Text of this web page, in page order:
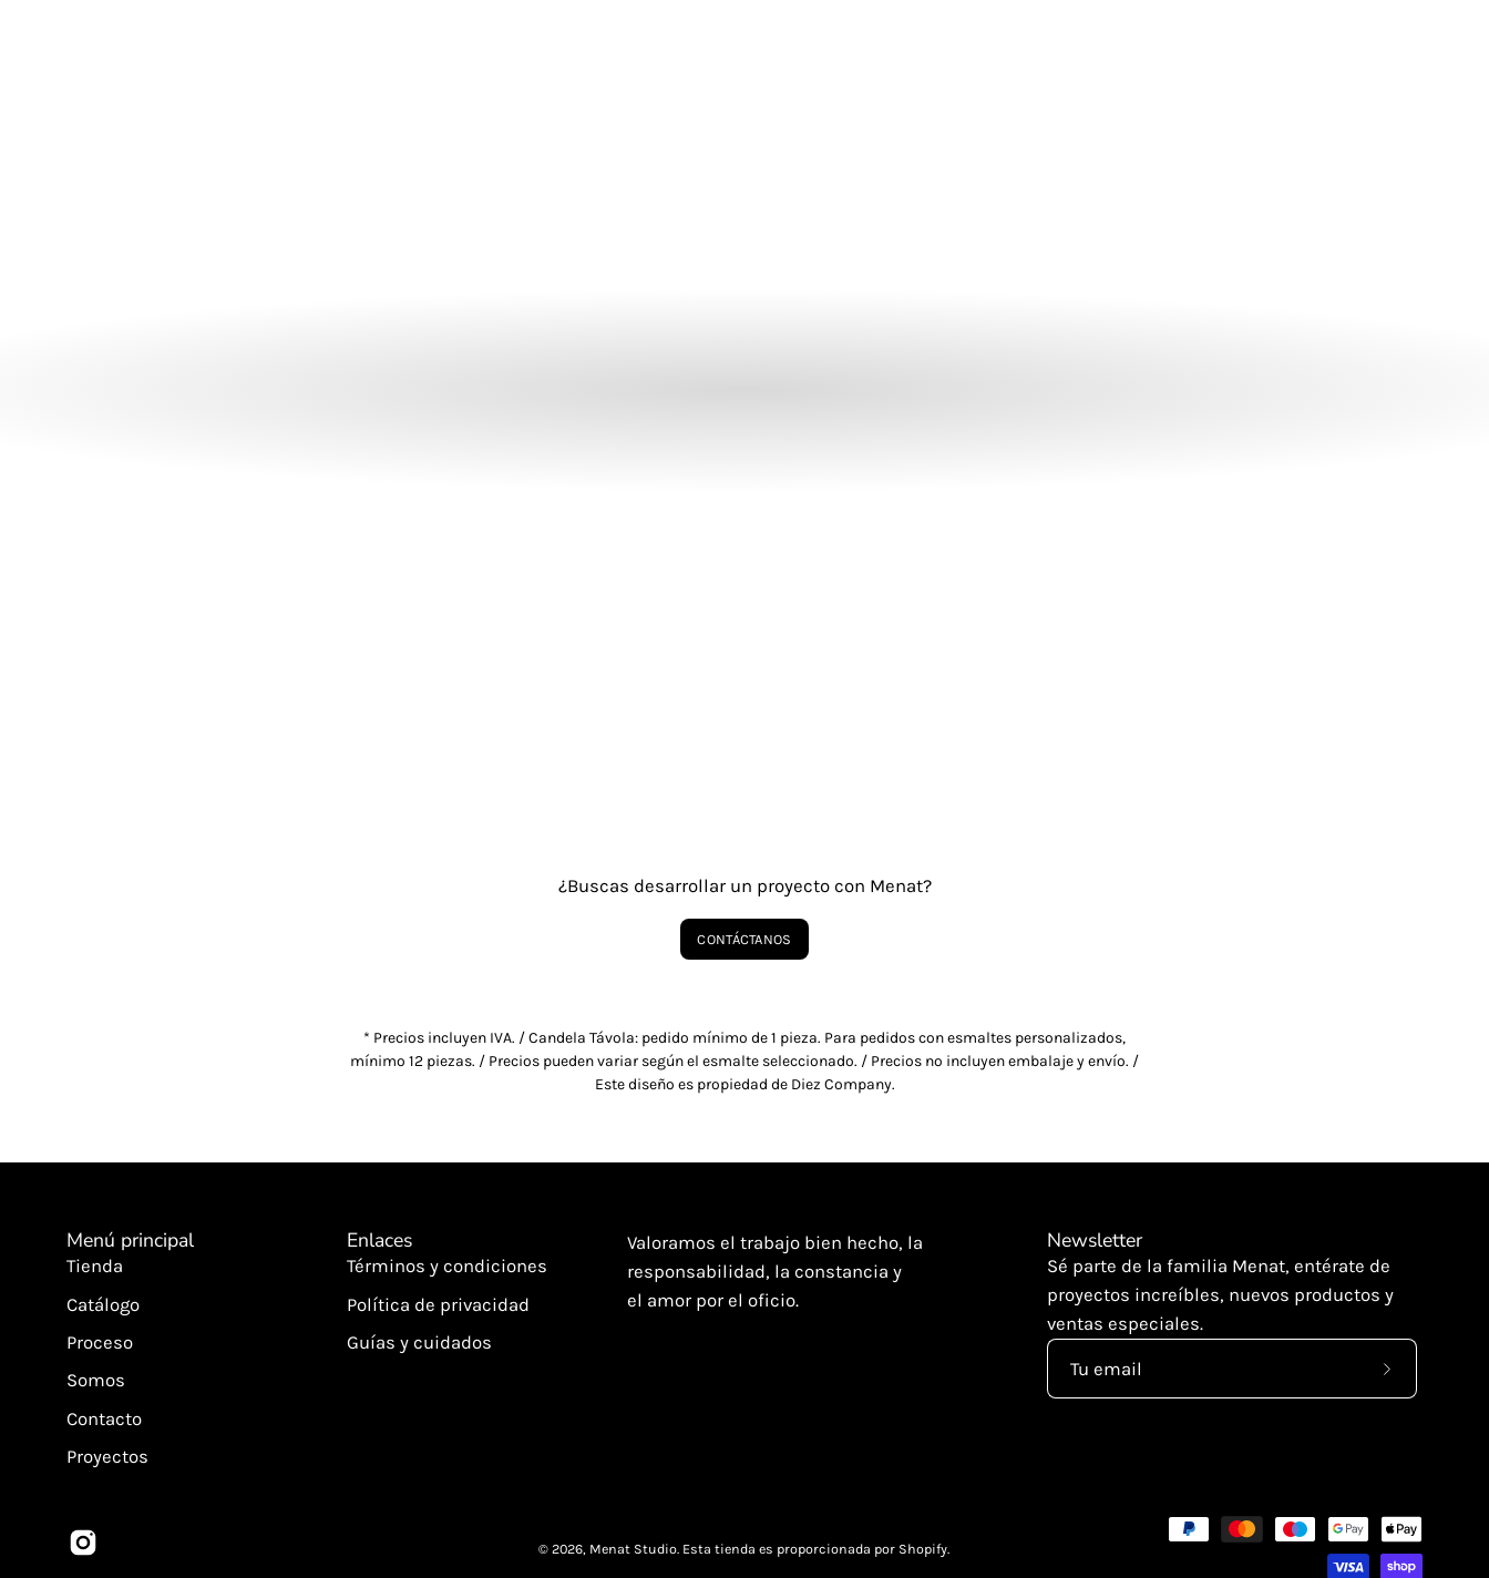
¿Buscas desarrollar un proyecto con Menat?
CONTÁCTANOS
* Precios incluyen IVA. / Candela Távola: pedido mínimo de 1 pieza. Para pedidos con esmaltes personalizados,
mínimo 12 piezas. / Precios pueden variar según el esmalte seleccionado. / Precios no incluyen embalaje y envío. /
Este diseño es propiedad de Diez Company.
Menú principal
Tienda
Catálogo
Proceso
Somos
Contacto
Proyectos
Enlaces
Términos y condiciones
Política de privacidad
Guías y cuidados
Valoramos el trabajo bien hecho, la
responsabilidad, la constancia y
el amor por el oficio.
Newsletter
Sé parte de la familia Menat, entérate de
proyectos increíbles, nuevos productos y
ventas especiales.
Suscríbete
© 2026, Menat Studio. Esta tienda es proporcionada por Shopify.